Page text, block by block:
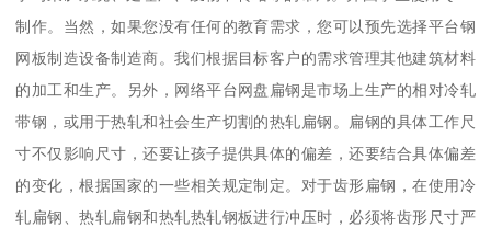
制作。当然，如果您没有任何的教育需求，您可以预先选择平台钢
网板制造设备制造商。我们根据目标客户的需求管理其他建筑材料
的加工和生产。另外，网络平台网盘扁钢是市场上生产的相对冷轧
带钢，或用于热轧和社会生产切割的热轧扁钢。扁钢的具体工作尺
寸不仅影响尺寸，还要让孩子提供具体的偏差，还要结合具体偏差
的变化，根据国家的一些相关规定制定。对于齿形扁钢，在使用冷
轧扁钢、热轧扁钢和热轧热轧钢板进行冲压时，必须将齿形尺寸严